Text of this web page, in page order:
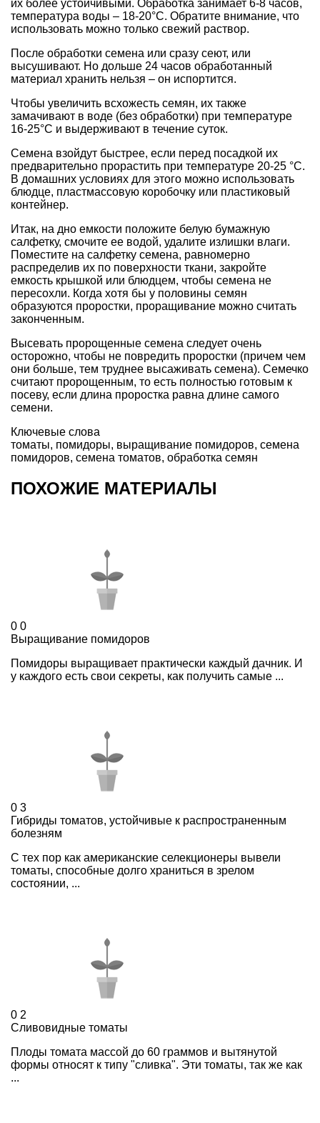
их более устойчивыми. Обработка занимает 6-8 часов,
температура воды – 18-20°C. Обратите внимание, что
использовать можно только свежий раствор.
После обработки семена или сразу сеют, или
высушивают. Но дольше 24 часов обработанный
материал хранить нельзя – он испортится.
Чтобы увеличить всхожесть семян, их также
замачивают в воде (без обработки) при температуре
16-25°C и выдерживают в течение суток.
Семена взойдут быстрее, если перед посадкой их
предварительно прорастить при температуре 20-25 °C.
В домашних условиях для этого можно использовать
блюдце, пластмассовую коробочку или пластиковый
контейнер.
Итак, на дно емкости положите белую бумажную
салфетку, смочите ее водой, удалите излишки влаги.
Поместите на салфетку семена, равномерно
распределив их по поверхности ткани, закройте
емкость крышкой или блюдцем, чтобы семена не
пересохли. Когда хотя бы у половины семян
образуются проростки, проращивание можно считать
законченным.
Высевать пророщенные семена следует очень
осторожно, чтобы не повредить проростки (причем чем
они больше, тем труднее высаживать семена). Семечко
считают пророщенным, то есть полностью готовым к
посеву, если длина проростка равна длине самого
семени.
Ключевые слова
томаты, помидоры, выращивание помидоров, семена
помидоров, семена томатов, обработка семян
ПОХОЖИЕ МАТЕРИАЛЫ
0 0
Выращивание помидоров
Помидоры выращивает практически каждый дачник. И
у каждого есть свои секреты, как получить самые ...
0 3
Гибриды томатов, устойчивые к распространенным
болезням
С тех пор как американские селекционеры вывели
томаты, способные долго храниться в зрелом
состоянии, ...
0 2
Сливовидные томаты
Плоды томата массой до 60 граммов и вытянутой
формы относят к типу "сливка". Эти томаты, так же как
...